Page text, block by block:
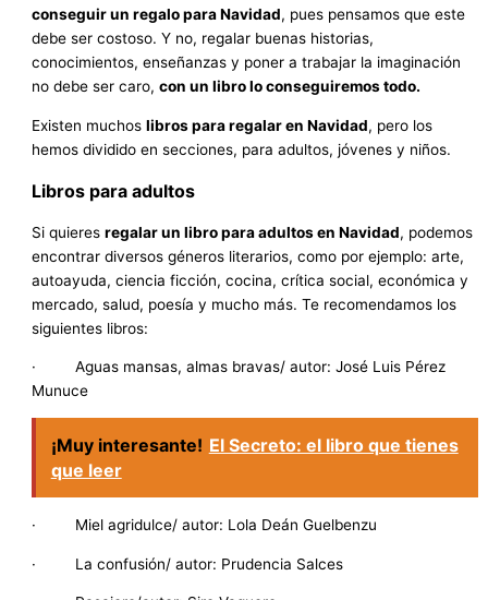
conseguir un regalo para Navidad, pues pensamos que este
debe ser costoso. Y no, regalar buenas historias,
conocimientos, enseñanzas y poner a trabajar la imaginación
no debe ser caro,con un libro lo conseguiremos todo.
Existen muchoslibros para regalar en Navidad, pero los
hemos dividido en secciones, para adultos, jóvenes y niños.
Libros para adultos
Si quieresregalar un libro para adultos en Navidad, podemos
encontrar diversos géneros literarios, como por ejemplo: arte,
autoayuda, ciencia ficción, cocina, crítica social, económica y
mercado, salud, poesía y mucho más. Te recomendamos los
siguientes libros:
· Aguas mansas, almas bravas/ autor: José Luis Pérez
Munuce
¡Muy interesante! El Secreto: el libro que tienes
que leer
· Miel agridulce/ autor: Lola Deán Guelbenzu
· La confusión/ autor: Prudencia Salces